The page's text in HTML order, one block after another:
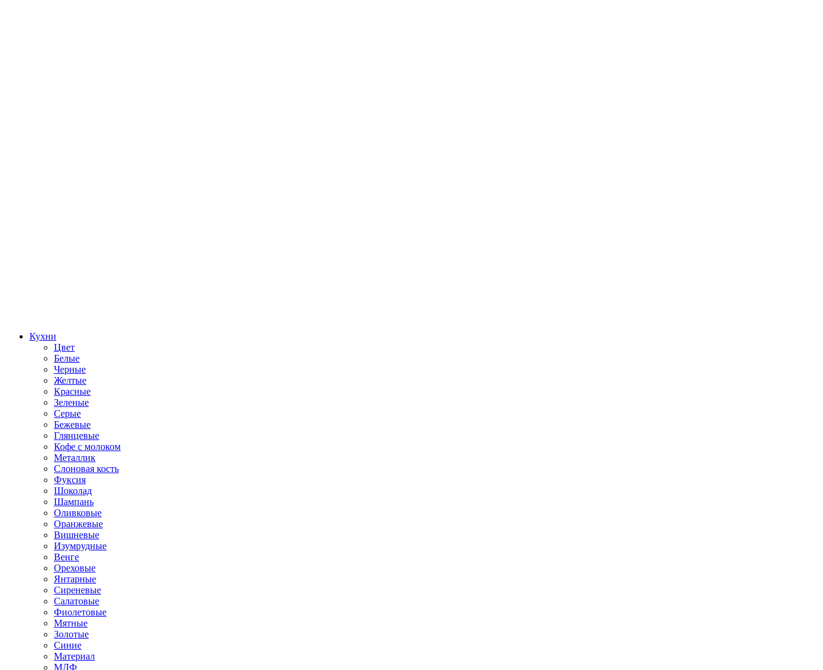
Кухни
Цвет
Белые
Черные
Желтые
Красные
Зеленые
Серые
Бежевые
Глянцевые
Кофе с молоком
Металлик
Слоновая кость
Фуксия
Шоколад
Шампань
Оливковые
Оранжевые
Вишневые
Изумрудные
Венге
Ореховые
Янтарные
Сиреневые
Салатовые
Фиолетовые
Мятные
Золотые
Синие
Материал
МДФ